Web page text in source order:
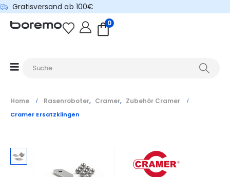
Gratisversand ab 100€
0
Home Rasenroboter, Cramer, Zubehör Cramer
Cramer Ersatzklingen